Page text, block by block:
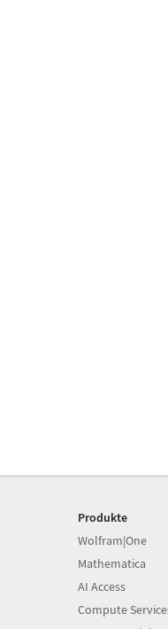
Produkte
Wolfram|One
Mathematica
AI Access
Compute